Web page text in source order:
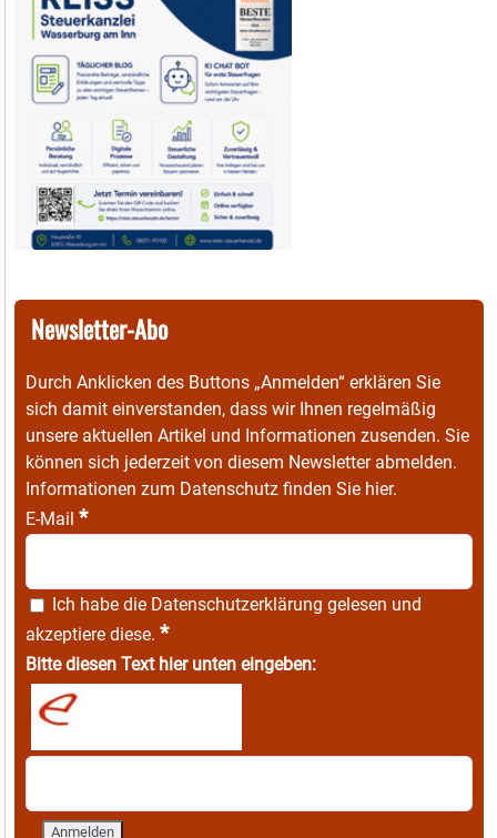
Newsletter-Abo
Durch Anklicken des Buttons „Anmelden“ erklären Sie
sich damit einverstanden, dass wir Ihnen regelmäßig
unsere aktuellen Artikel und Informationen zusenden. Sie
können sich jederzeit von diesem Newsletter abmelden.
Informationen zum Datenschutz finden Sie hier.
E-Mail *
Ich habe die Datenschutzerklärung gelesen und
akzeptiere diese. *
Bitte diesen Text hier unten eingeben: